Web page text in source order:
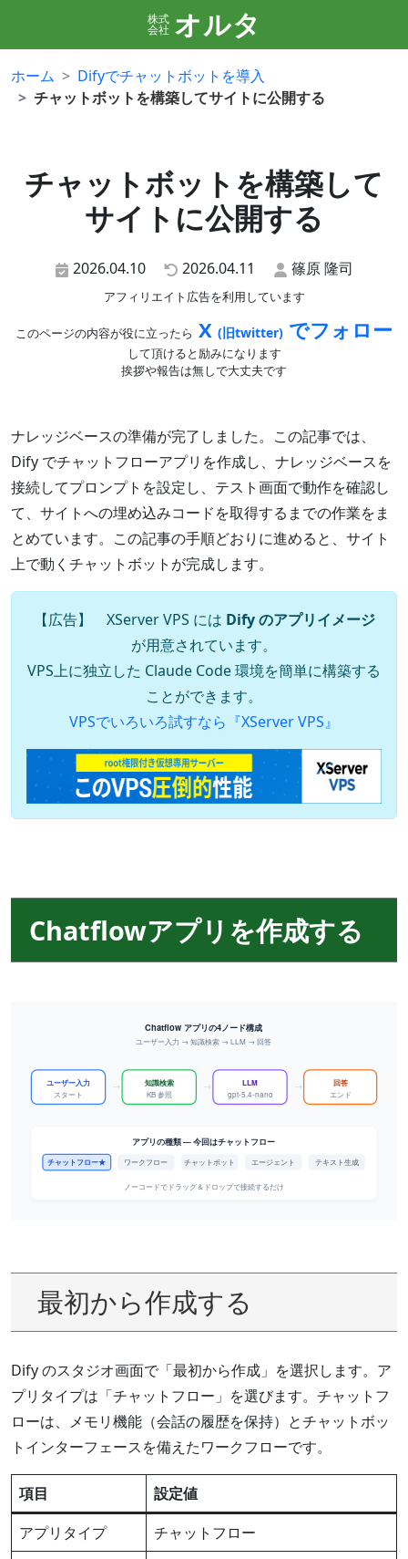
株式
会社 オルタ
ホーム
Difyでチャットボットを導入
チャットボットを構築してサイトに公開する
チャットボットを構築して
サイトに公開する
2026.04.10 2026.04.11 篠原 隆司
アフィリエイト広告を利用しています
このページの内容が役に立ったら X (旧twitter) でフォロー
して頂けると励みになります
挨拶や報告は無しで大丈夫です
ナレッジベースの準備が完了しました。この記事では、
Dify でチャットフローアプリを作成し、ナレッジベースを
接続してプロンプトを設定し、テスト画面で動作を確認し
て、サイトへの埋め込みコードを取得するまでの作業をま
とめています。この記事の手順どおりに進めると、サイト
上で動くチャットボットが完成します。
【広告】 XServer VPS には Dify のアプリイメージ
が用意されています。
VPS上に独立した Claude Code 環境を簡単に構築する
ことができます。
VPSでいろいろ試すなら『XServer VPS』
Chatflowアプリを作成する
最初から作成する
Dify のスタジオ画面で「最初から作成」を選択します。ア
プリタイプは「チャットフロー」を選びます。チャットフ
ローは、メモリ機能（会話の履歴を保持）とチャットボッ
トインターフェースを備えたワークフローです。
項目
設定値
アプリタイプ
チャットフロー